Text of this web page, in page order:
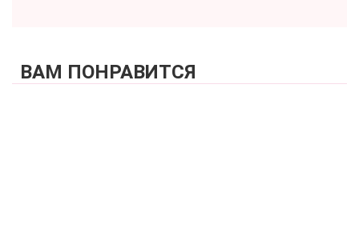
ВАМ ПОНРАВИТСЯ